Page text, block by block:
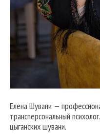
Елена Шувани —
трансперсональный
цыганских шувани.